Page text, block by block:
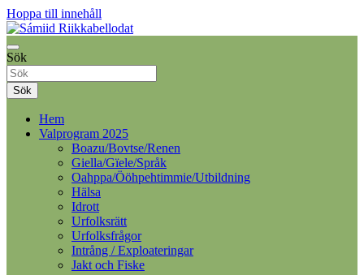
Hoppa till innehåll
Sámiid Riikkabellodat
Samelandspartiet
Sök
Sök
Hem
Valprogram 2025
Boazu/Bovtse/Renen
Giella/Gïele/Språk
Oahppa/Ööhpehtimmie/Utbildning
Hälsa
Idrott
Urfolksrätt
Urfolksfrågor
Intrång / Exploateringar
Jakt och Fiske